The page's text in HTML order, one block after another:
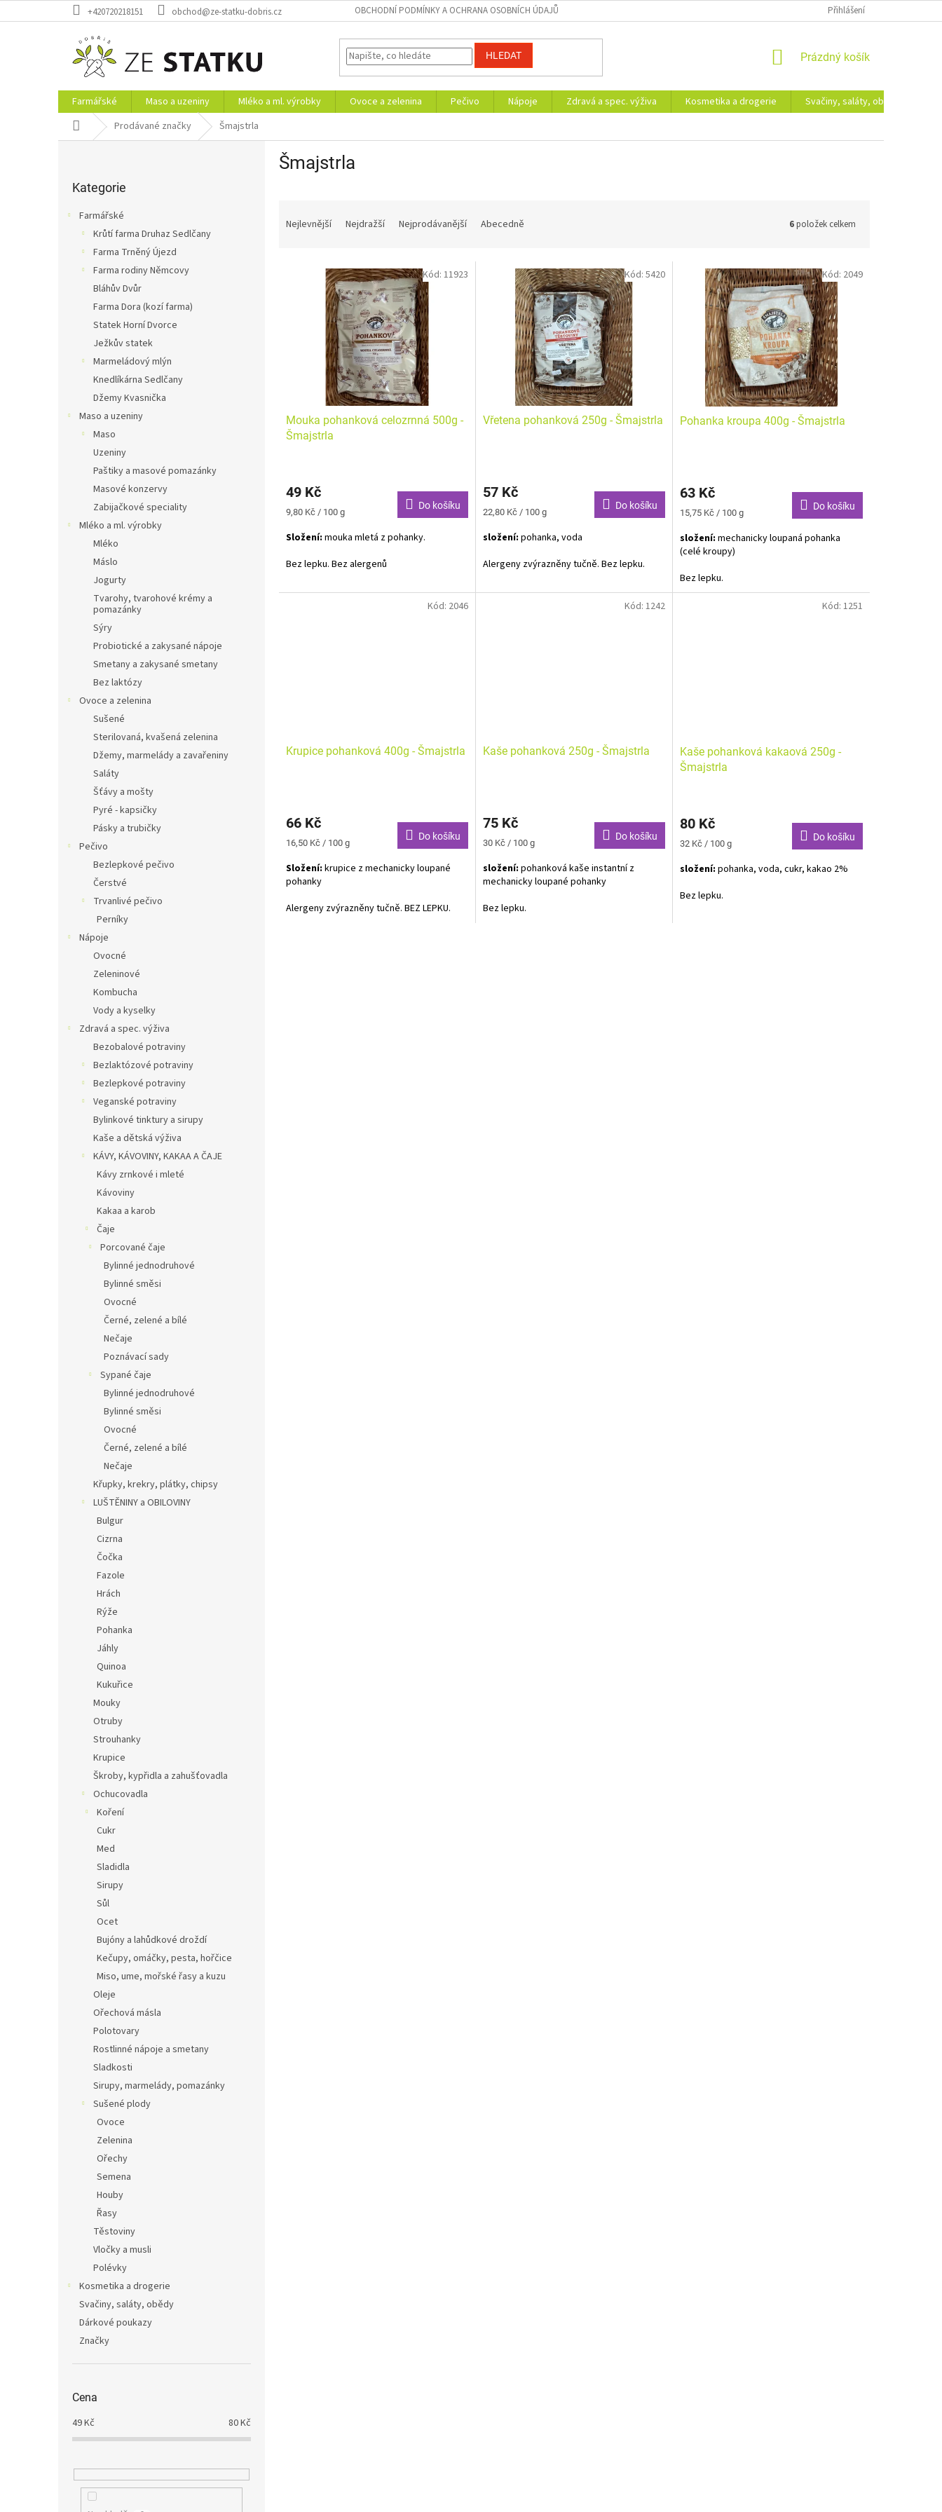
na
+420720218151 obchod@ze-statku-dobris.cz OBCHODNÍ PODMÍNKY A OCHRANA OSOBNÍCH ÚDAJŮ Přihlášení
HLEDAT
NÁKUPNÍ
Prázdný košík
Farmářské Maso a uzeniny Mléko a ml. výrobky Ovoce a zelenina Pečivo Nápoje Zdravá a spec. výživa Kosmetika a drogerie Svačiny, saláty, obědy
Domů Prodávané značky Šmajstrla
kategorie
Kategorie
Farmářské
Krůtí farma Druhaz Sedlčany
Farma Trněný Újezd
Farma rodiny Němcovy
Bláhův Dvůr
Farma Dora (kozí farma)
Statek Horní Dvorce
Ježkův statek
Marmeládový mlýn
Knedlíkárna Sedlčany
Džemy Kvasnička
Maso a uzeniny
Maso
Uzeniny
Paštiky a masové pomazánky
Masové konzervy
Zabijačkové speciality
Mléko a ml. výrobky
Mléko
Máslo
Jogurty
Tvarohy, tvarohové krémy a
pomazánky
Sýry
Probiotické a zakysané nápoje
Smetany a zakysané smetany
Bez laktózy
Ovoce a zelenina
Sušené
Sterilovaná, kvašená zelenina
Džemy, marmelády a zavařeniny
Saláty
Šťávy a mošty
Pyré - kapsičky
Pásky a trubičky
Pečivo
Bezlepkové pečivo
Čerstvé
Trvanlivé pečivo
Perníky
Nápoje
Ovocné
Zeleninové
Kombucha
Vody a kyselky
Zdravá a spec. výživa
Bezobalové potraviny
Bezlaktózové potraviny
Bezlepkové potraviny
Veganské potraviny
Bylinkové tinktury a sirupy
Kaše a dětská výživa
KÁVY, KÁVOVINY, KAKAA A ČAJE
Kávy zrnkové i mleté
Kávoviny
Kakaa a karob
Čaje
Porcované čaje
Bylinné jednodruhové
Bylinné směsi
Ovocné
Černé, zelené a bílé
Nečaje
Poznávací sady
Sypané čaje
Bylinné jednodruhové
Bylinné směsi
Ovocné
Černé, zelené a bílé
Nečaje
Křupky, krekry, plátky, chipsy
LUŠTĚNINY a OBILOVINY
Bulgur
Cizrna
Čočka
Fazole
Hrách
Rýže
Pohanka
Jáhly
Quinoa
Kukuřice
Mouky
Otruby
Strouhanky
Krupice
Škroby, kypřidla a zahušťovadla
Ochucovadla
Koření
Cukr
Med
Sladidla
Sirupy
Sůl
Ocet
Bujóny a lahůdkové droždí
Kečupy, omáčky, pesta, hořčice
Miso, ume, mořské řasy a kuzu
Oleje
Ořechová másla
Polotovary
Rostlinné nápoje a smetany
Sladkosti
Sirupy, marmelády, pomazánky
Sušené plody
Ovoce
Zelenina
Ořechy
Semena
Houby
Řasy
Těstoviny
Vločky a musli
Polévky
Kosmetika a drogerie
Svačiny, saláty, obědy
Dárkové poukazy
Značky
Cena
49Kč 80Kč
Šmajstrla
Nejlevnější Nejdražší Nejprodávanější Abecedně 6položek celkem
Mouka pohanková celozrnná 500g -
Šmajstrla
49 Kč
Měrná
9,80 Kč / 100 g
Do košíku
Složení: mouka mletá z pohanky.
Bez lepku. Bez alergenů
Kód: 11923
Vřetena pohanková 250g - Šmajstrla
57 Kč
Měrná
22,80 Kč / 100 g
Do košíku
složení: pohanka, voda
Alergeny zvýrazněny tučně. Bez lepku.
Kód: 5420
Pohanka kroupa 400g - Šmajstrla
produktu
je
5,0
z
5
hvězdiček.
63 Kč
Měrná
15,75 Kč / 100 g
Do košíku
složení: mechanicky loupaná pohanka
(celé kroupy)
Bez lepku.
Kód: 2049
Krupice pohanková 400g - Šmajstrla
produktu
je
2,0
z
5
hvězdiček.
66 Kč
Měrná
16,50 Kč / 100 g
Do košíku
Složení: krupice z mechanicky loupané
pohanky
Alergeny zvýrazněny tučně. BEZ LEPKU.
Kód: 2046
Kaše pohanková 250g - Šmajstrla
75 Kč
Měrná
30 Kč / 100 g
Do košíku
složení: pohanková kaše instantní z
mechanicky loupané pohanky
Bez lepku.
Kód: 1242
Kaše pohanková kakaová 250g -
Šmajstrla
80 Kč
Měrná
32 Kč / 100 g
Do košíku
složení: pohanka, voda, cukr, kakao 2%
Bez lepku.
Kód: 1251